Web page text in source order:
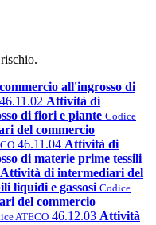
all'ingrosso di
46.11.02 Attività di
di fiori e piante Codice
del commercio
46.11.04 Attività di
di materie prime tessili
Attività di intermediari del
liquidi e gassosi Codice
del commercio
ATECO 46.12.03 Attività